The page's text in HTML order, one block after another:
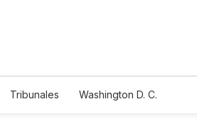
Tribunales
Washington D. C.